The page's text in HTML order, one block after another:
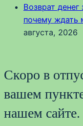
Возврат
почему ждать
августа, 2026
Скоро в
вашем
нашем сайте.